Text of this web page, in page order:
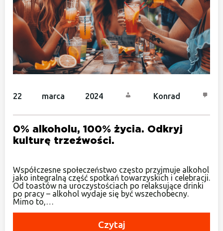
22 marca 2024 Konrad
0% alkoholu, 100% życia. Odkryj
kulturę trzeźwości.
Współczesne społeczeństwo często przyjmuje alkohol
jako integralną część spotkań towarzyskich i celebracji.
Od toastów na uroczystościach po relaksujące drinki
po pracy – alkohol wydaje się być wszechobecny.
Mimo to,…
Czytaj